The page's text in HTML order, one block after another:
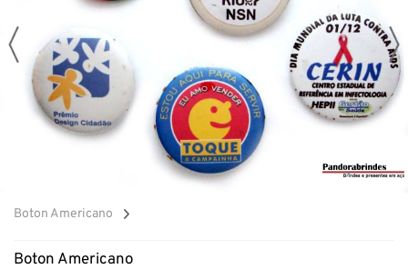
Boton Americano
Boton Americano